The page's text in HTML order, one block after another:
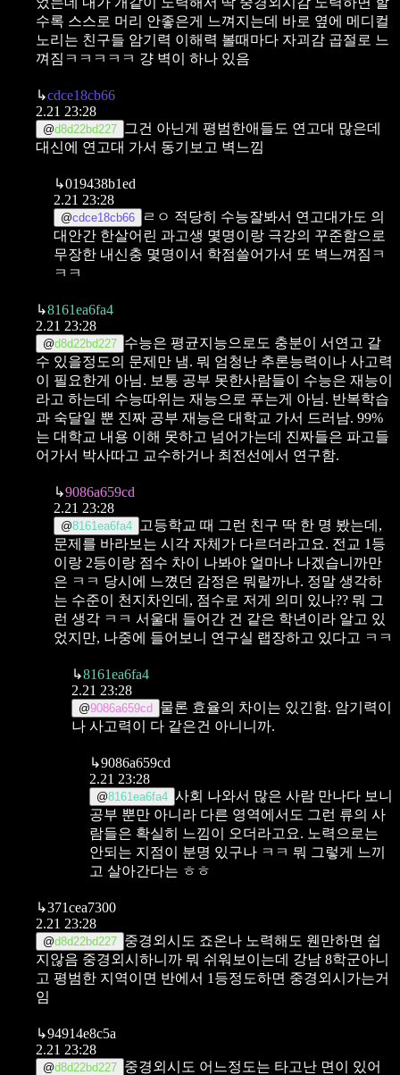
수록 스스로 머리 안좋은게 느껴지는데 바로 옆에 메디컬
노리는 친구들 암기력 이해력 볼때마다 자괴감 곱절로 느
껴짐ㅋㅋㅋㅋㅋ 걍 벽이 하나 있음
↳cdce18cb66
2.21 23:28
@d8d22bd227
그건 아닌게 평범한애들도 연고대 많은데
대신에 연고대 가서 동기보고 벽느낌
↳019438b1ed
2.21 23:28
@cdce18cb66
ㄹㅇ 적당히 수능잘봐서 연고대가도 의
대안간 한살어린 과고생 몇명이랑 극강의 꾸준함으로
무장한 내신충 몇명이서 학점쓸어가서 또 벽느껴짐ㅋ
ㅋㅋ
↳8161ea6fa4
2.21 23:28
@d8d22bd227 수능은 평균지능으로도 충분이 서연고 갈
수 있을정도의 문제만 냄. 뭐 엄청난 추론능력이나 사고력
이 필요한게 아님. 보통 공부 못한사람들이 수능은 재능이
라고 하는데 수능따위는 재능으로 푸는게 아님. 반복학습
과 숙달일 뿐 진짜 공부 재능은 대학교 가서 드러남. 99%
는 대학교 내용 이해 못하고 넘어가는데 진짜들은 파고들
어가서 박사따고 교수하거나 최전선에서 연구함.
↳9086a659cd
2.21 23:28
@8161ea6fa4
고등학교 때 그런 친구 딱 한 명 봤는데,
문제를 바라보는 시각 자체가 다르더라고요. 전교 1등
이랑 2등이랑 점수 차이 나봐야 얼마나 나겠습니까만
은 ㅋㅋ 당시에 느꼈던 감정은 뭐랄까나. 정말 생각하
는 수준이 천지차인데, 점수로 저게 의미 있나?? 뭐 그
런 생각 ㅋㅋ 서울대 들어간 건 같은 학년이라 알고 있
었지만, 나중에 들어보니 연구실 랩장하고 있다고 ㅋㅋ
↳8161ea6fa4
2.21 23:28
@9086a659cd
물론 효율의 차이는 있긴함. 암기력이
나 사고력이 다 같은건 아니니까.
↳9086a659cd
2.21 23:28
@8161ea6fa4 사회 나와서 많은 사람 만나다 보니
공부 뿐만 아니라 다른 영역에서도 그런 류의 사
람들은 확실히 느낌이 오더라고요. 노력으로는
안되는 지점이 분명 있구나 ㅋㅋ 뭐 그렇게 느끼
고 살아간다는 ㅎㅎ
↳371cea7300
2.21 23:28
@d8d22bd227 중경외시도 죠온나 노력해도 웬만하면 쉽
지않음 중경외시하니까 뭐 쉬워보이는데 강남 8학군아니
고 평범한 지역이면 반에서 1등정도하면 중경외시가는거
임
↳94914e8c5a
2.21 23:28
@d8d22bd227 중경외시도 어느정도는 타고난 면이 있어